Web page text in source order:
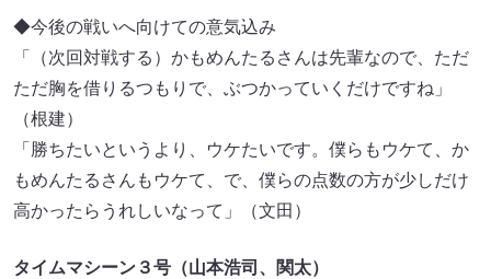
◆今後の戦いへ向けての意気込み
「（次回対戦する）かもめんたるさんは先輩なので、ただ
ただ胸を借りるつもりで、ぶつかっていくだけですね」
（根建）
「勝ちたいというより、ウケたいです。僕らもウケて、か
もめんたるさんもウケて、で、僕らの点数の方が少しだけ
高かったらうれしいなって」（文田）
タイムマシーン３号（山本浩司、関太）